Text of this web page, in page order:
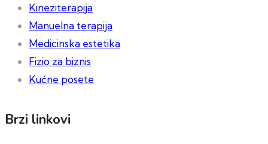
Kineziterapija
Manuelna terapija
Medicinska estetika
Fizio za biznis
Kućne posete
Brzi linkovi